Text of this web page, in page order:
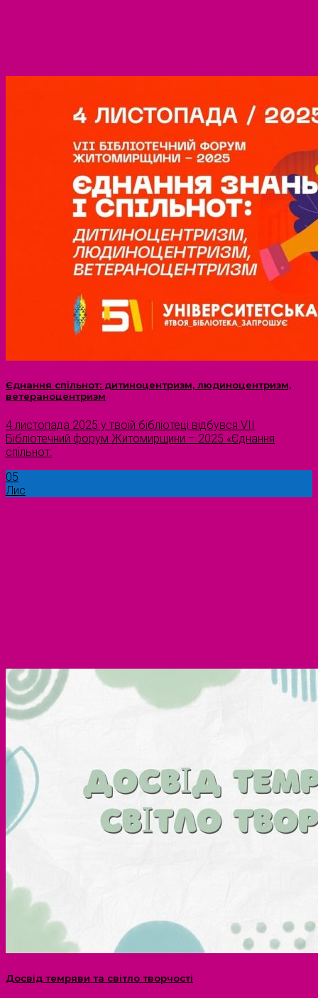
Єднання спільнот: дитиноцентризм, людиноцентризм,
ветераноцентризм
4 листопада 2025 у твоїй бібліотеці відбувся VIІ
Бібліотечний форум Житомирщини – 2025 «Єднання
спільнот:
05
Лис
Досвід темряви та світло творчості